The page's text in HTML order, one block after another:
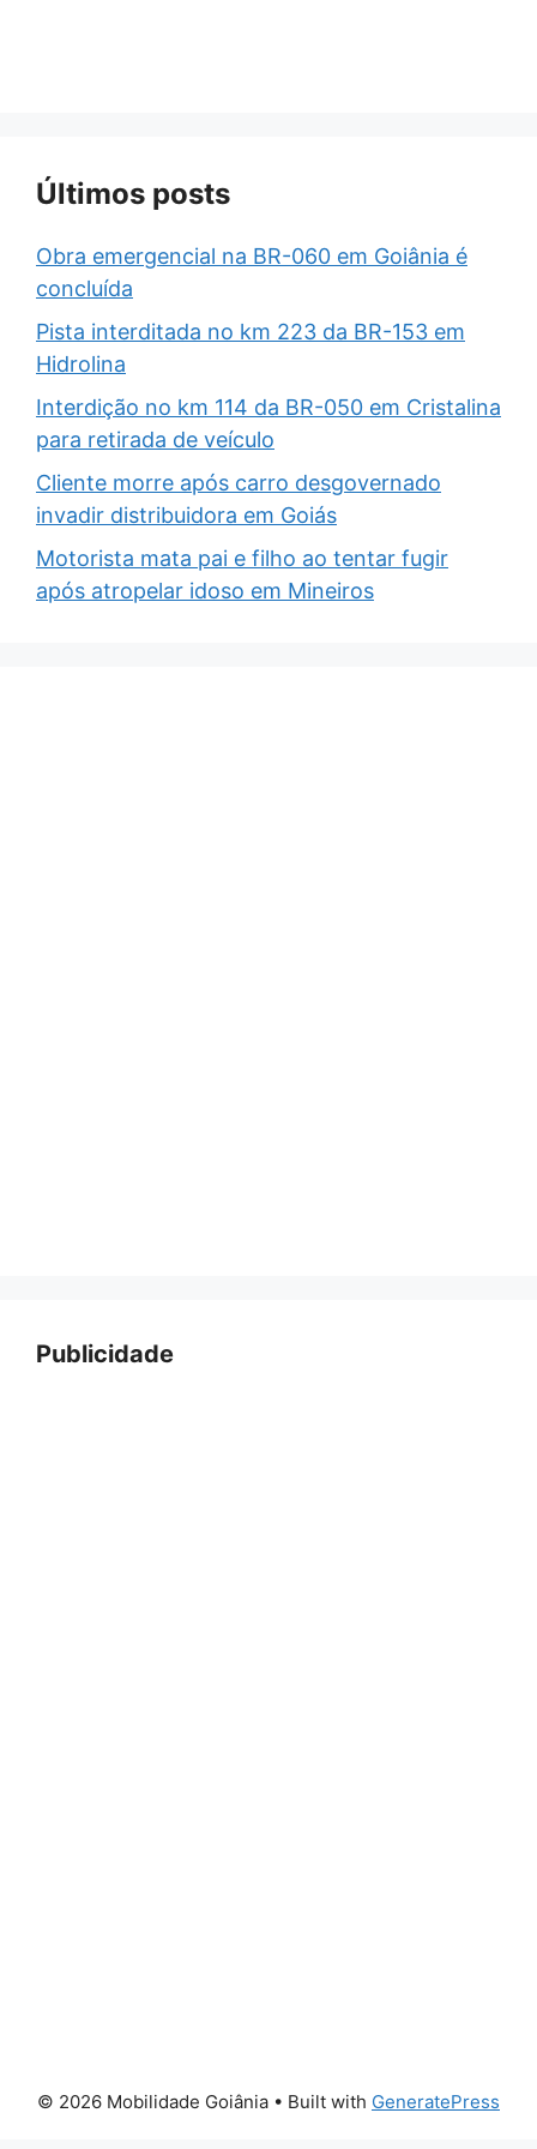
Últimos posts
Obra emergencial na BR-060 em Goiânia é
concluída
Pista interditada no km 223 da BR-153 em
Hidrolina
Interdição no km 114 da BR-050 em Cristalina
para retirada de veículo
Cliente morre após carro desgovernado
invadir distribuidora em Goiás
Motorista mata pai e filho ao tentar fugir
após atropelar idoso em Mineiros
Publicidade
© 2026 Mobilidade Goiânia • Built with GeneratePress